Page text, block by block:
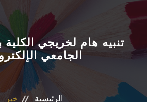
تنبيه هام لخريجي الكلية
الجامعي
الرئيسية خبر